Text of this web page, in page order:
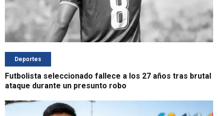
Deportes
Futbolista seleccionado fallece a los 27 años tras brutal
ataque durante un presunto robo